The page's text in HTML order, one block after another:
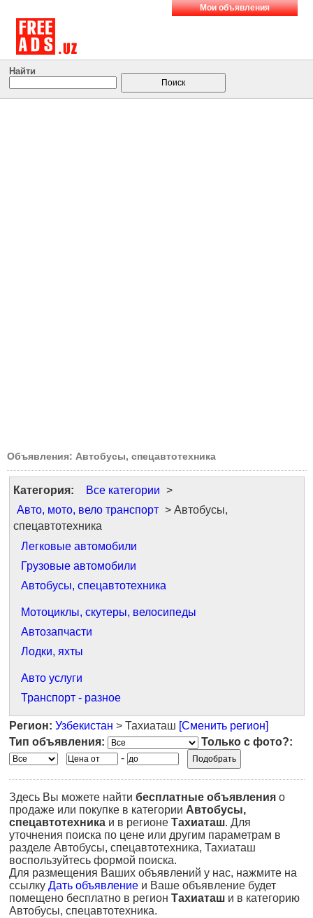
Мои объявления
Найти
Объявления: Автобусы, спецавтотехника
Категория: Все категории >
Авто, мото, вело транспорт > Автобусы,
спецавтотехника
Легковые автомобили
Грузовые автомобили
Автобусы, спецавтотехника
Мотоциклы, скутеры, велосипеды
Автозапчасти
Лодки, яхты
Авто услуги
Транспорт - разное
Регион: Узбекистан > Тахиаташ [Сменить регион]
Тип объявления:
Только с фото?:
-
Здесь Вы можете найти бесплатные объявления о
продаже или покупке в категории Автобусы,
спецавтотехника и в регионе Тахиаташ. Для
уточнения поиска по цене или другим параметрам в
разделе Автобусы, спецавтотехника, Тахиаташ
воспользуйтесь формой поиска.
Для размещения Ваших объявлений у нас, нажмите на
ссылку Дать объявление и Ваше объявление будет
помещено бесплатно в регион Тахиаташ и в категорию
Автобусы, спецавтотехника.